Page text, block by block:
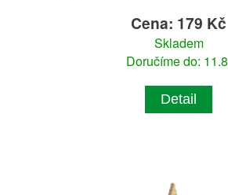
Cena: 179 Kč
Skladem
Doručíme do:
Detail